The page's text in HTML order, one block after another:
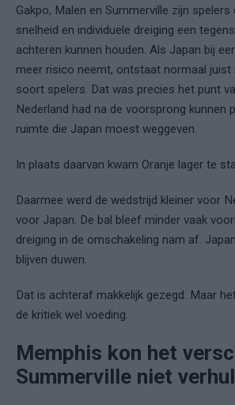
Gakpo, Malen en Summerville zijn
snelheid en individuele dreiging een
achteren kunnen houden. Als Japan bij
meer risico neemt, ontstaat normaal
soort spelers. Dat was precies het punt
Nederland had na de voorsprong kunnen
ruimte die Japan moest weggeven.
In plaats daarvan kwam Oranje lager te
Daarmee werd de wedstrijd kleiner voor
voor Japan. De bal bleef minder vaak
dreiging in de omschakeling nam af.
blijven duwen.
Dat is achteraf makkelijk gezegd. Maar
de kritiek wel voeding.
Memphis kon het
Summerville niet